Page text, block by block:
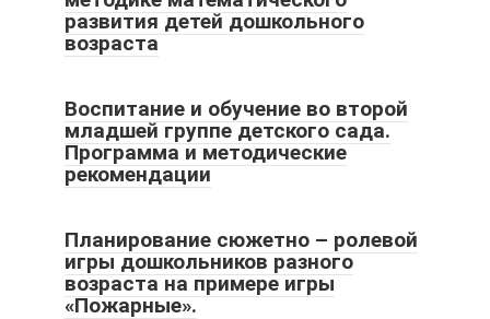
развития детей дошкольного
возраста
Воспитание и обучение во второй
младшей группе детского сада.
Программа и методические
рекомендации
Планирование сюжетно – ролевой
игры дошкольников разного
возраста на примере игры
«Пожарные».